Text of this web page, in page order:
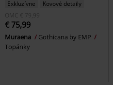
Exkluzívne
Kovové detaily
OMC € 79,99
€ 75,99
Muraena
Gothicana by EMP
Topánky